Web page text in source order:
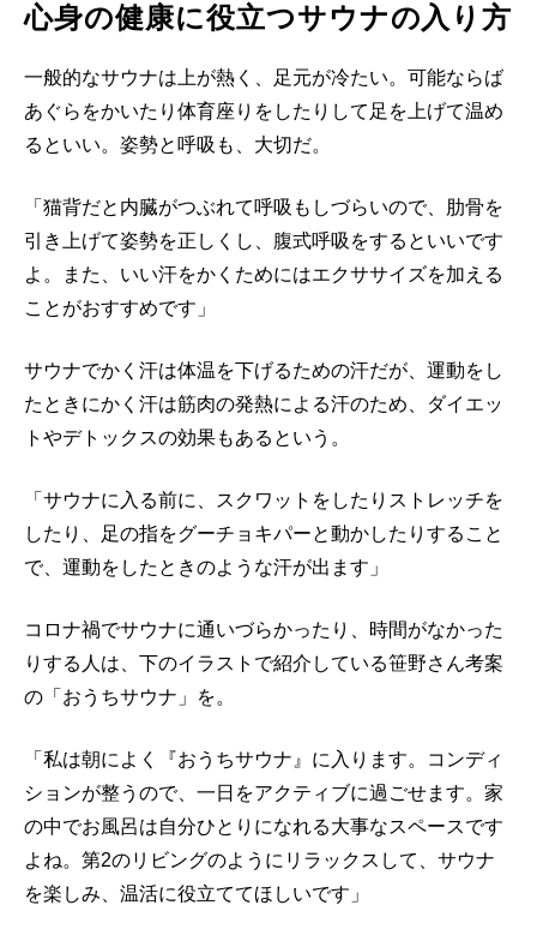
心身の健康に役立つサウナの入り方
一般的なサウナは上が熱く、足元が冷たい。可能ならば
あぐらをかいたり体育座りをしたりして足を上げて温め
るといい。姿勢と呼吸も、大切だ。
「猫背だと内臓がつぶれて呼吸もしづらいので、肋骨を
引き上げて姿勢を正しくし、腹式呼吸をするといいです
よ。また、いい汗をかくためにはエクササイズを加える
ことがおすすめです」
サウナでかく汗は体温を下げるための汗だが、運動をし
たときにかく汗は筋肉の発熱による汗のため、ダイエッ
トやデトックスの効果もあるという。
「サウナに入る前に、スクワットをしたりストレッチを
したり、足の指をグーチョキパーと動かしたりすること
で、運動をしたときのような汗が出ます」
コロナ禍でサウナに通いづらかったり、時間がなかった
りする人は、下のイラストで紹介している笹野さん考案
の「おうちサウナ」を。
「私は朝によく『おうちサウナ』に入ります。コンディ
ションが整うので、一日をアクティブに過ごせます。家
の中でお風呂は自分ひとりになれる大事なスペースです
よね。第2のリビングのようにリラックスして、サウナ
を楽しみ、温活に役立ててほしいです」